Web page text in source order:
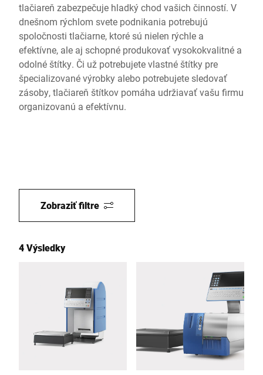
tlačiareň zabezpečuje hladký chod vašich činností. V
dnešnom rýchlom svete podnikania potrebujú
spoločnosti tlačiarne, ktoré sú nielen rýchle a
efektívne, ale aj schopné produkovať vysokokvalitné a
odolné štítky. Či už potrebujete vlastné štítky pre
špecializované výrobky alebo potrebujete sledovať
zásoby, tlačiareň štítkov pomáha udržiavať vašu firmu
organizovanú a efektívnu.
Zobraziť filtre
4 Výsledky